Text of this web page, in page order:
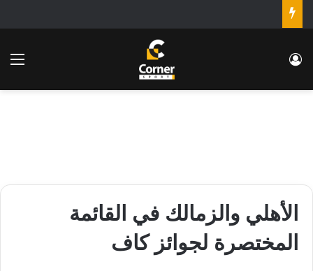
تسجيل الدخول
الأهلي والزمالك في القائمة
المختصرة لجوائز كاف